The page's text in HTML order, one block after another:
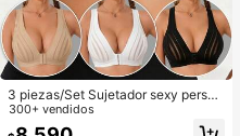
3 piezas/Set Sujetador sexy person
alizado, Sujetador casual lencería,
Camiseta de tirantes para uso diari
300+ vendidos